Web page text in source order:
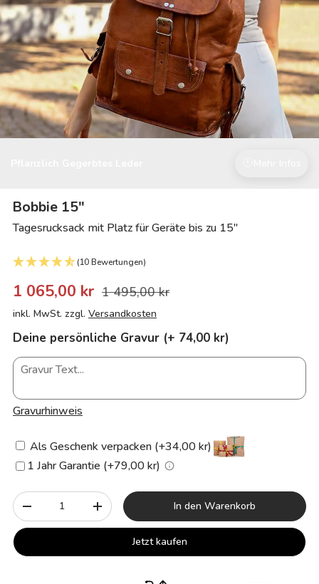
Bobbie 15"
Tagesrucksack mit Platz für Geräte bis zu 15"
(10 Bewertungen)
1 065,00 kr 1 495,00 kr
inkl. MwSt. zzgl. Versandkosten
Deine persönliche Gravur (+ 74,00 kr)
Gravurhinweis
Als Geschenk verpacken (+34,00 kr)
1 Jahr Garantie (+79,00 kr)
Anzahl
-
+ In den Warenkorb
Jetzt kaufen